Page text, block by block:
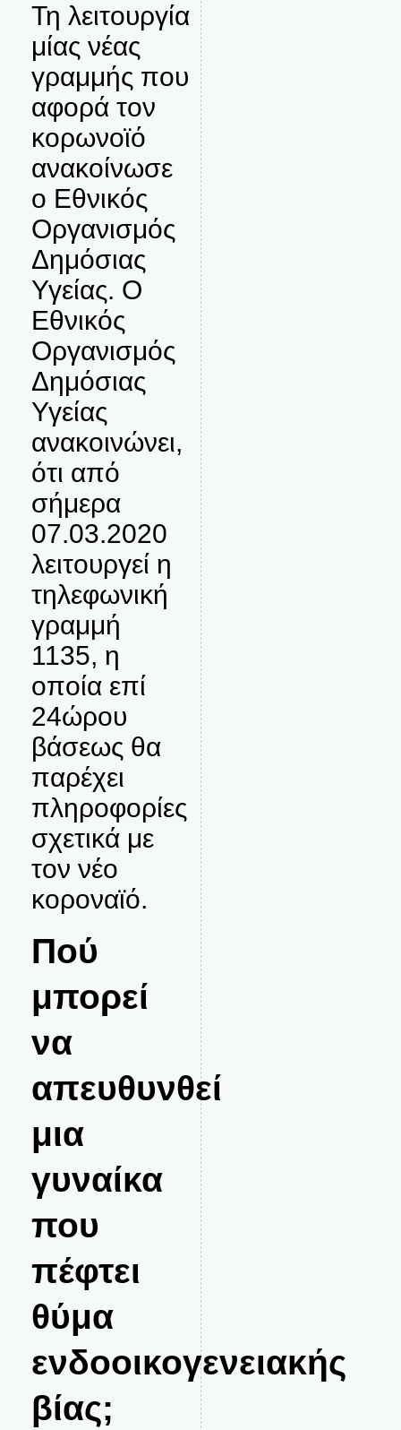
Τη λειτουργία
μίας νέας
γραμμής που
αφορά τον
κορωνοϊό
ανακοίνωσε
ο Εθνικός
Οργανισμός
Δημόσιας
Υγείας. Ο
Εθνικός
Οργανισμός
Δημόσιας
Υγείας
ανακοινώνει,
ότι από
σήμερα
07.03.2020
λειτουργεί η
τηλεφωνική
γραμμή
1135, η
οποία επί
24ώρου
βάσεως θα
παρέχει
πληροφορίες
σχετικά με
τον νέο
κοροναϊό.
Πού
μπορεί
να
απευθυνθεί
μια
γυναίκα
που
πέφτει
θύμα
ενδοοικογενειακής
βίας;